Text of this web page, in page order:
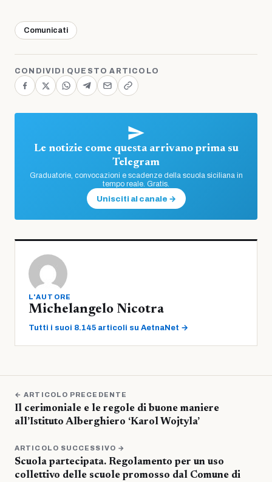
Comunicati
CONDIVIDI QUESTO ARTICOLO
Le notizie come questa arrivano prima su
Telegram
Graduatorie, convocazioni e scadenze della scuola siciliana in
tempo reale. Gratis.
Unisciti al canale →
L'AUTORE
Michelangelo Nicotra
Tutti i suoi 8.145 articoli su AetnaNet →
← ARTICOLO PRECEDENTE
Il cerimoniale e le regole di buone maniere
all’Istituto Alberghiero ‘Karol Wojtyla’
ARTICOLO SUCCESSIVO →
Scuola partecipata. Regolamento per un uso
collettivo delle scuole promosso dal Comune di